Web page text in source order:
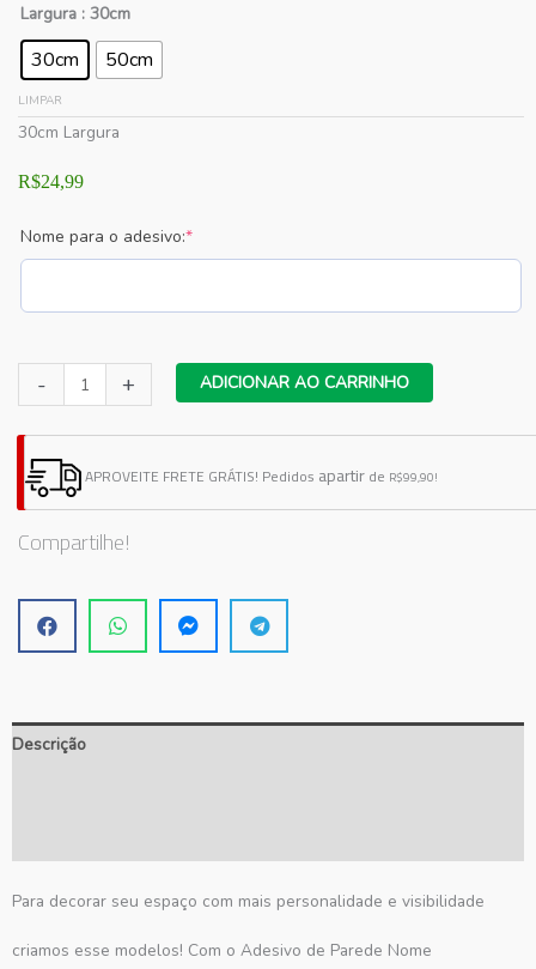
Largura : 30cm
30cm 50cm
LIMPAR
30cm Largura
R$24,99
Nome para o adesivo:*(required)
-
de
Parede
Nome
Personalizado
+ ADICIONAR AO CARRINHO
APROVEITE FRETE GRÁTIS! Pedidos apartirde R$99,90!
Compartilhe!
Descrição
Para decorar seu espaço com mais personalidade e visibilidade
criamos esse modelos! Com o Adesivo de Parede Nome